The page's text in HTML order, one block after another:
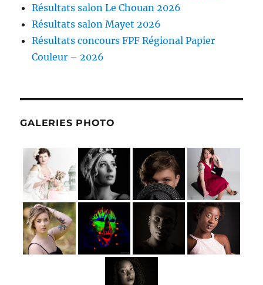
Résultats salon Le Chouan 2026
Résultats salon Mayet 2026
Résultats concours FPF Régional Papier
Couleur – 2026
GALERIES PHOTO